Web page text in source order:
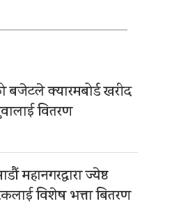
बजेटले क्यारमबोर्ड खरीद
वितरण
महानगरद्वारा ज्येष्ठ
विशेष भत्ता बितरण